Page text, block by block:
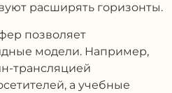
расширять горизонты.
позволяет
модели. Например,
трансляцией
а учебные